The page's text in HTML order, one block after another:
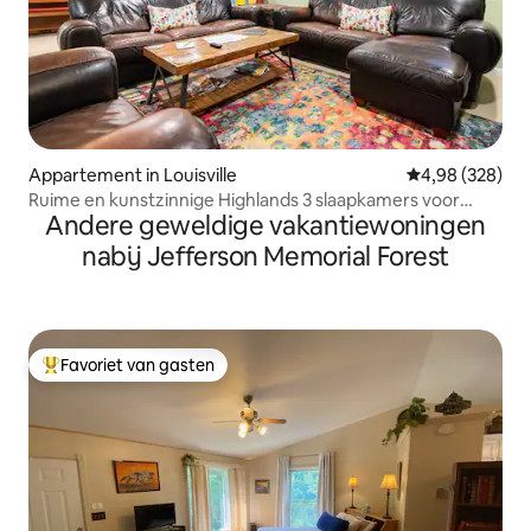
Appartement in Louisville Gemiddelde
4,98 (328)
Ruime en kunstzinnige Highlands 3 slaapkamers voor
maximaal 6 personen
Andere geweldige vakantiewoningen
nabij Jefferson Memorial Forest
Topfavoriet van gasten
Favoriet van gasten